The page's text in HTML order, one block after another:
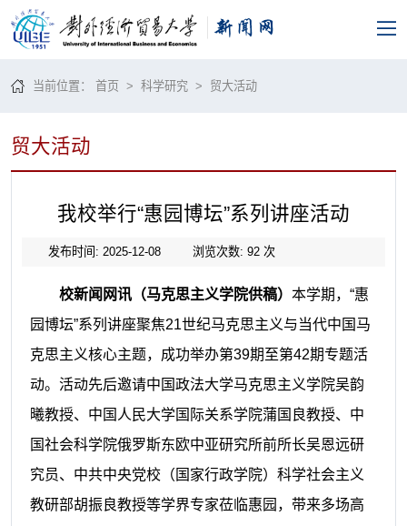
当前位置：首页 >科学研究 > 贸大活动
贸大活动
我校举行“惠园博坛”系列讲座活动
发布时间: 2025-12-08 浏览次数: 92次
校新闻网讯（马克思主义学院供稿） 本学期，“惠
园博坛”系列讲座聚焦21世纪马克思主义与当代中国马
克思主义核心主题，成功举办第39期至第42期专题活
动。活动先后邀请中国政法大学马克思主义学院吴韵
曦教授、中国人民大学国际关系学院蒲国良教授、中
国社会科学院俄罗斯东欧中亚研究所前所长吴恩远研
究员、中共中央党校（国家行政学院）科学社会主义
教研部胡振良教授等学界专家莅临惠园，带来多场高